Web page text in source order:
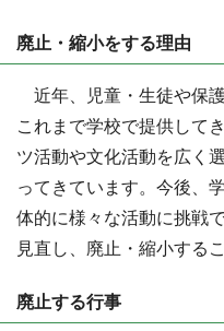
廃止・縮小をする理由
近年、児童・生徒や保
これまで学校で提供して
ツ活動や文化活動を広く
ってきています。今後、
体的に様々な活動に挑戦
見直し、廃止・縮小する
廃止する行事